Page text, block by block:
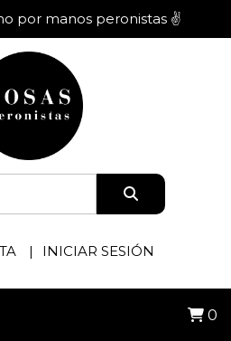
por manos peronistas ✌️
INICIAR SESIÓN
0